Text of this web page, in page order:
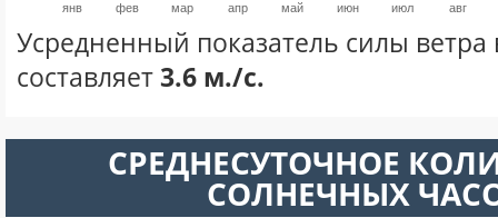
янв фев мар апр май июн июл авг
Усредненный показатель силы ветра
составляет3.6 м./с.
СРЕДНЕСУТОЧНОЕ
СОЛНЕЧНЫХ